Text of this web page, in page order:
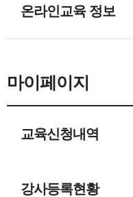
온라인교육 정보
마이페이지
교육신청내역
강사등록현황